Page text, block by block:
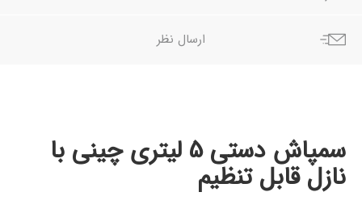
ارسال نظر
سمپاش دستی 5 لیتری چینی با
نازل قابل تنظیم